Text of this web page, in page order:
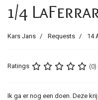
1/4
Kars Jans Requests 14
Ratings (0)
Ik ga er nog een doen. Deze